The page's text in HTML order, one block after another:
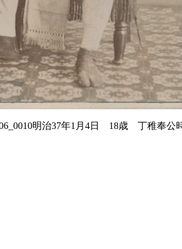
明治37年1月4日 18歳 丁稚奉公